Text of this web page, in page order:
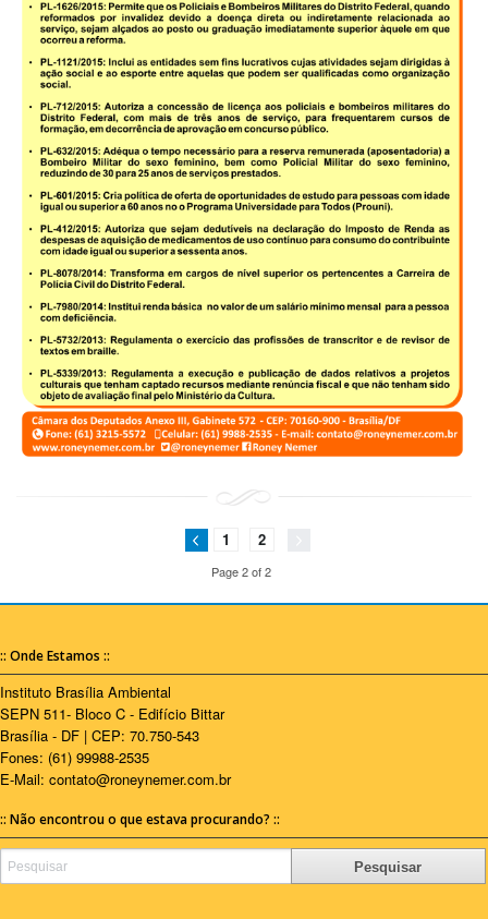
1 2
Page 2 of 2
:: Onde Estamos ::
Instituto Brasília Ambiental
SEPN 511- Bloco C - Edifício Bittar
Brasília - DF | CEP: 70.750-543
Fones: (61) 99988-2535
E-Mail: contato@roneynemer.com.br
:: Não encontrou o que estava procurando? ::
Pesquisar